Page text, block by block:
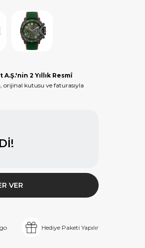
Ürün
Tükendi
A.Ş.'nin 2 Yıllık Resmî
orijinal kutusu ve faturasıyla
VER
Hediye Paketi Yapılır